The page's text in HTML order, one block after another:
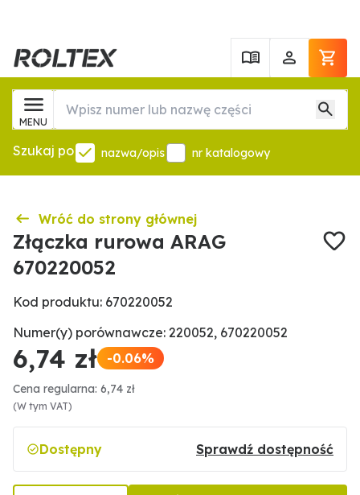
MENU
Szukaj po nazwa/opis nr katalogowy
Wróć do strony głównej
Złączka rurowa ARAG
670220052
Kod produktu: 670220052
Numer(y) porównawcze: 220052, 670220052
6,74 zł -0.06%
Cena regularna: 6,74 zł
(W tym VAT)
Dostępny Sprawdź dostępność